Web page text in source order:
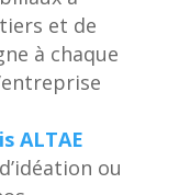
et de
à chaque
ALTAE
ou